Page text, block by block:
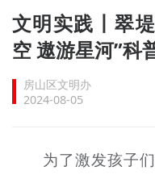
首页
文明创建
文明实践
未成年人思想道德
文明实践丨翠
空 遨游星河”科
房山区文明办
2024-08-05
为了激发孩子